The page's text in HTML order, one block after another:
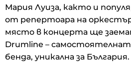
Мария Луиза, както и
от репертоара на
място в концерта ще
Drumline –
бенда, уникална за България.